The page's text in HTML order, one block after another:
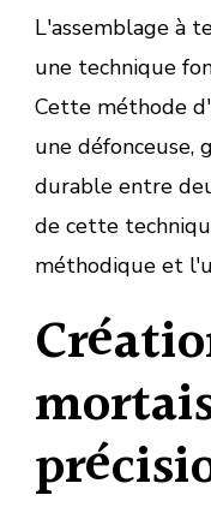
L'assemblage à
une technique
Cette méthode
une défonceuse,
durable entre
de cette
méthodique et